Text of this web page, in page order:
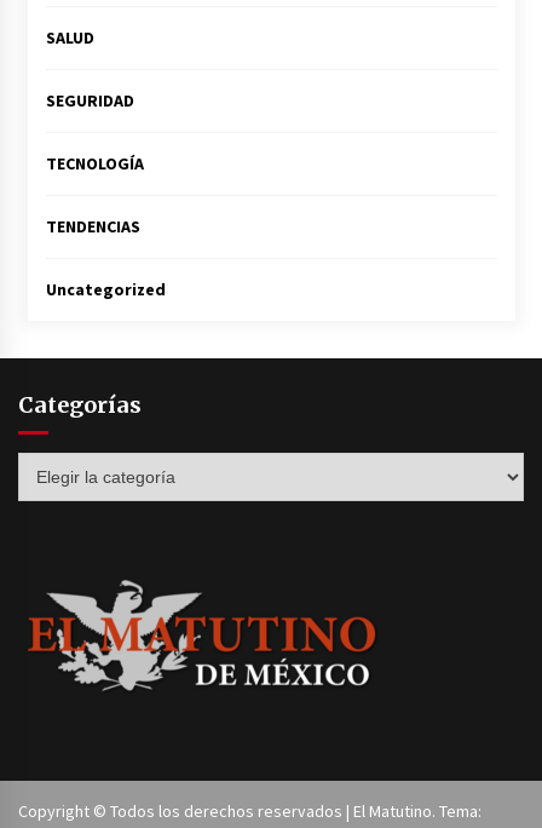
SALUD
SEGURIDAD
TECNOLOGÍA
TENDENCIAS
Uncategorized
Categorías
Copyright © Todos los derechos reservados | El Matutino. Tema: